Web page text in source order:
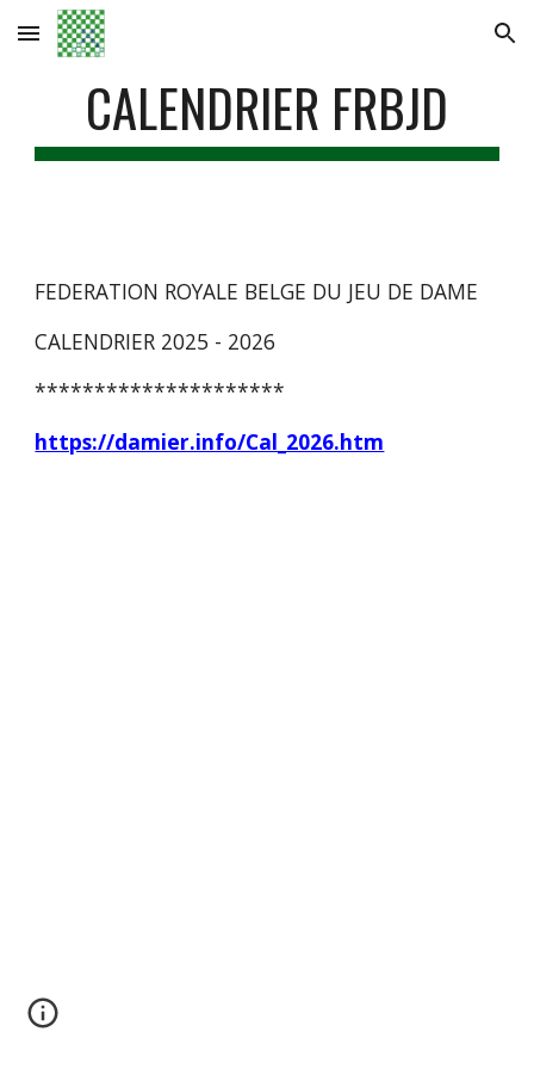
Skip to main content Skip to navigation
CALENDRIER FRBJD
FEDERATION ROYALE BELGE DU JEU DE DAME
CALENDRIER 2025 - 2026
*********************
https://damier.info/Cal_2026.htm